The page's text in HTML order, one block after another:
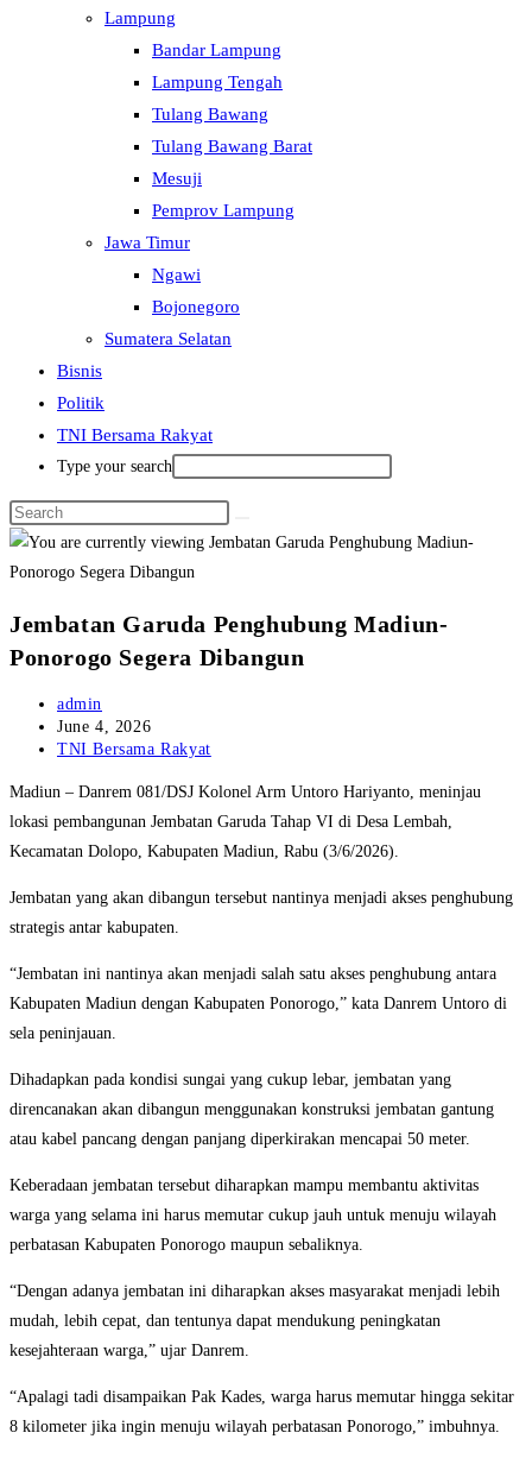
Lampung
Bandar Lampung
Lampung Tengah
Tulang Bawang
Tulang Bawang Barat
Mesuji
Pemprov Lampung
Jawa Timur
Ngawi
Bojonegoro
Sumatera Selatan
Bisnis
Politik
TNI Bersama Rakyat
Type your search
Jembatan Garuda Penghubung Madiun-
Ponorogo Segera Dibangun
Post
author:
admin
Post
published:
June 4, 2026
Post
TNI Bersama Rakyat
Madiun – Danrem 081/DSJ Kolonel Arm Untoro Hariyanto, meninjau
lokasi pembangunan Jembatan Garuda Tahap VI di Desa Lembah,
Kecamatan Dolopo, Kabupaten Madiun, Rabu (3/6/2026).
Jembatan yang akan dibangun tersebut nantinya menjadi akses penghubung
strategis antar kabupaten.
“Jembatan ini nantinya akan menjadi salah satu akses penghubung antara
Kabupaten Madiun dengan Kabupaten Ponorogo,” kata Danrem Untoro di
sela peninjauan.
Dihadapkan pada kondisi sungai yang cukup lebar, jembatan yang
direncanakan akan dibangun menggunakan konstruksi jembatan gantung
atau kabel pancang dengan panjang diperkirakan mencapai 50 meter.
Keberadaan jembatan tersebut diharapkan mampu membantu aktivitas
warga yang selama ini harus memutar cukup jauh untuk menuju wilayah
perbatasan Kabupaten Ponorogo maupun sebaliknya.
“Dengan adanya jembatan ini diharapkan akses masyarakat menjadi lebih
mudah, lebih cepat, dan tentunya dapat mendukung peningkatan
kesejahteraan warga,” ujar Danrem.
“Apalagi tadi disampaikan Pak Kades, warga harus memutar hingga sekitar
8 kilometer jika ingin menuju wilayah perbatasan Ponorogo,” imbuhnya.